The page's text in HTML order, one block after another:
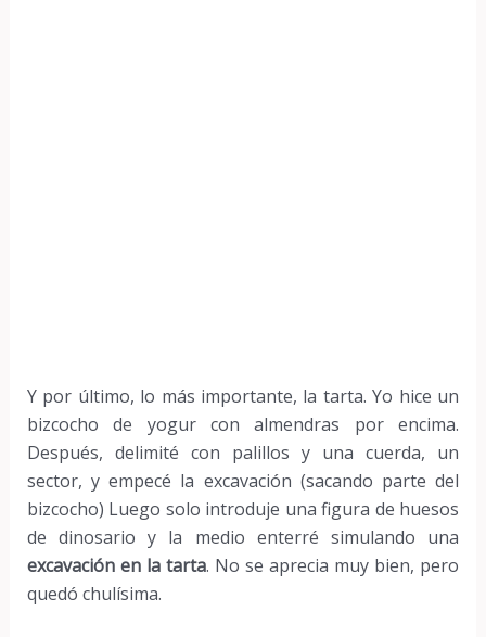
Y por último, lo más importante, la tarta. Yo hice un
bizcocho de yogur con almendras por encima.
Después, delimité con palillos y una cuerda, un
sector, y empecé la excavación (sacando parte del
bizcocho) Luego solo introduje una figura de huesos
de dinosario y la medio enterré simulando una
excavación en la tarta. No se aprecia muy bien, pero
quedó chulísima.